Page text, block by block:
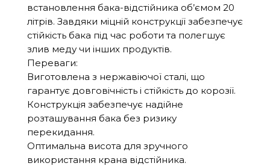
встановлення бака-відстійника об’ємом 20
літрів. Завдяки міцній конструкції забезпечує
стійкість бака під час роботи та полегшує
злив меду чи інших продуктів.
Переваги:
Виготовлена з нержавіючої сталі, що
гарантує довговічність і стійкість до корозії.
Конструкція забезпечує надійне
розташування бака без ризику
перекидання.
Оптимальна висота для зручного
використання крана відстійника.